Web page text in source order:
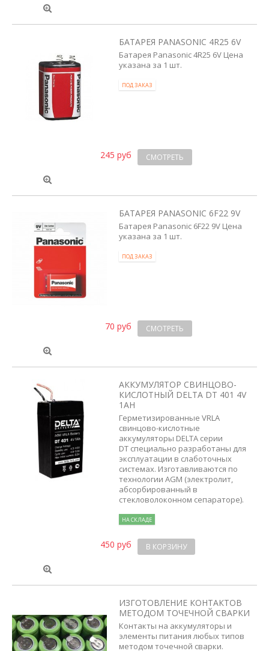
БАТАРЕЯ PANASONIC 4R25 6V
Батарея Panasonic 4R25 6V Цена
указана за 1 шт.
ПОД ЗАКАЗ
245 руб СМОТРЕТЬ
БАТАРЕЯ PANASONIC 6F22 9V
Батарея Panasonic 6F22 9V Цена
указана за 1 шт.
ПОД ЗАКАЗ
70 руб СМОТРЕТЬ
АККУМУЛЯТОР СВИНЦОВО-
КИСЛОТНЫЙ DELTA DT 401 4V
1AH
Герметизированные VRLA
свинцово-кислотные
аккумуляторы DELTA серии
DT специально разработаны для
эксплуатации в слаботочных
системах. Изготавливаются по
технологии AGM (электролит,
абсорбированный в
стекловолоконном сепараторе).
НА СКЛАДЕ
450 руб В КОРЗИНУ
ИЗГОТОВЛЕНИЕ КОНТАКТОВ
МЕТОДОМ ТОЧЕЧНОЙ СВАРКИ
Контакты на аккумуляторы и
элементы питания любых типов
методом точечной сварки.